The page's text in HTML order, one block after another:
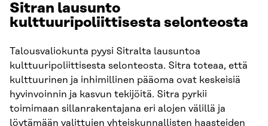
Sitran lausunto
kulttuuripoliittisesta selonteosta
Talousvaliokunta pyysi Sitralta lausuntoa
kulttuuripoliittisesta selonteosta. Sitra toteaa, että
kulttuurinen ja inhimillinen pääoma ovat keskeisiä
hyvinvoinnin ja kasvun tekijöitä. Sitra pyrkii
toimimaan sillanrakentajana eri alojen välillä ja
löytämään valittujen yhteiskunnallisten haasteiden